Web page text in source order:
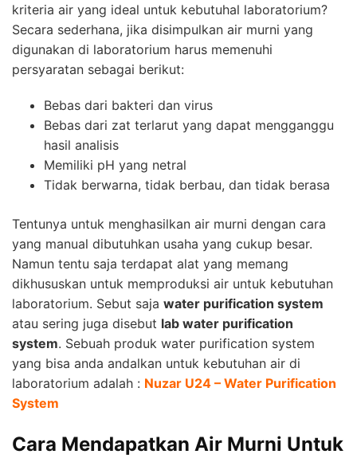
kriteria air yang ideal untuk kebutuhal laboratorium?
Secara sederhana, jika disimpulkan air murni yang
digunakan di laboratorium harus memenuhi
persyaratan sebagai berikut:
Bebas dari bakteri dan virus
Bebas dari zat terlarut yang dapat mengganggu
hasil analisis
Memiliki pH yang netral
Tidak berwarna, tidak berbau, dan tidak berasa
Tentunya untuk menghasilkan air murni dengan cara
yang manual dibutuhkan usaha yang cukup besar.
Namun tentu saja terdapat alat yang memang
dikhususkan untuk memproduksi air untuk kebutuhan
laboratorium. Sebut saja water purification system
atau sering juga disebut lab water purification
system. Sebuah produk water purification system
yang bisa anda andalkan untuk kebutuhan air di
laboratorium adalah : Nuzar U24 – Water Purification
System
Cara Mendapatkan Air Murni Untuk